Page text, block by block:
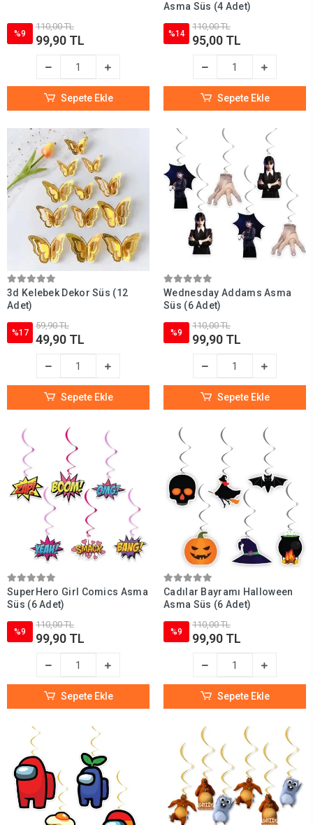
%9
110,00 TL
99,90 TL
Sepete Ekle
Asma Süs (4 Adet)
%14
110,00 TL
95,00 TL
Sepete Ekle
3d Kelebek Dekor Süs (12
Adet)
%17
59,90 TL
49,90 TL
Sepete Ekle
Wednesday Addams Asma
Süs (6 Adet)
%9
110,00 TL
99,90 TL
Sepete Ekle
SuperHero Girl Comics Asma
Süs (6 Adet)
%9
110,00 TL
99,90 TL
Sepete Ekle
Cadılar Bayramı Halloween
Asma Süs (6 Adet)
%9
110,00 TL
99,90 TL
Sepete Ekle